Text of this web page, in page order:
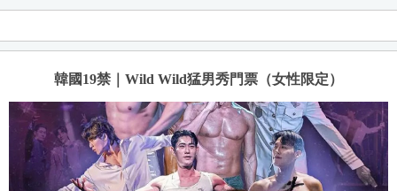
韓國19禁｜Wild Wild猛男秀門票（女性限定）